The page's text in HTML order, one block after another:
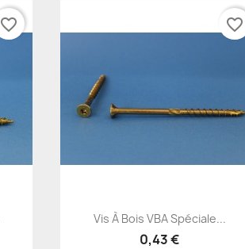
favorite_border
Aperçu rapide
Vis À Bois VBA Spéciale...
0,43 €
favorite_border